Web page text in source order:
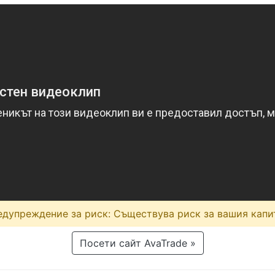
за риск: Съществува риск за вашия
Посети сайт AvaTrade »